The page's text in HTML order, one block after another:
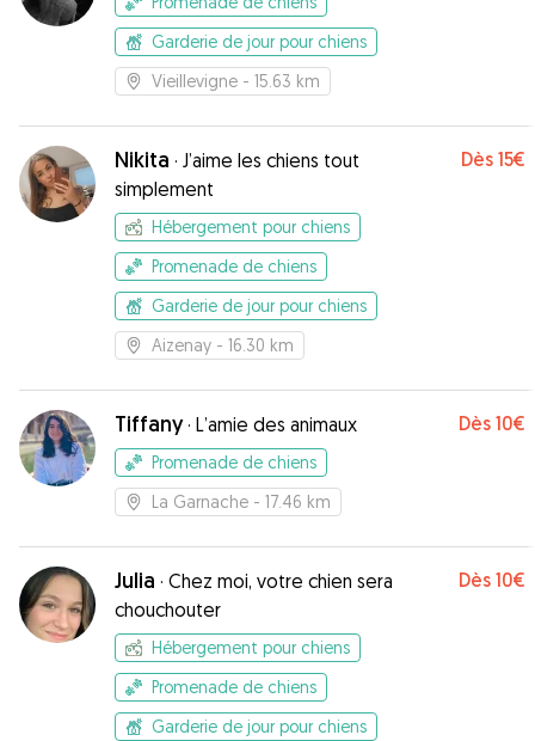
Garderie de jour pour chiens
Vieillevigne - 15.63 km
Nikita · J’aime les chiens tout
simplement
Dès 15€
Hébergement pour chiens
Promenade de chiens
Garderie de jour pour chiens
Aizenay - 16.30 km
Tiffany· L’amie des animaux Dès 10€
Promenade de chiens
La Garnache - 17.46 km
Julia · Chez moi, votre chien sera
chouchouter
Dès 10€
Hébergement pour chiens
Promenade de chiens
Garderie de jour pour chiens